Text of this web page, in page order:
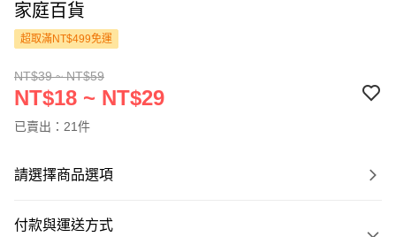
家庭百貨
超取滿NT$499免運
NT$39 ~ NT$59
NT$18 ~ NT$29
已賣出：21件
請選擇商品選項
付款與運送方式